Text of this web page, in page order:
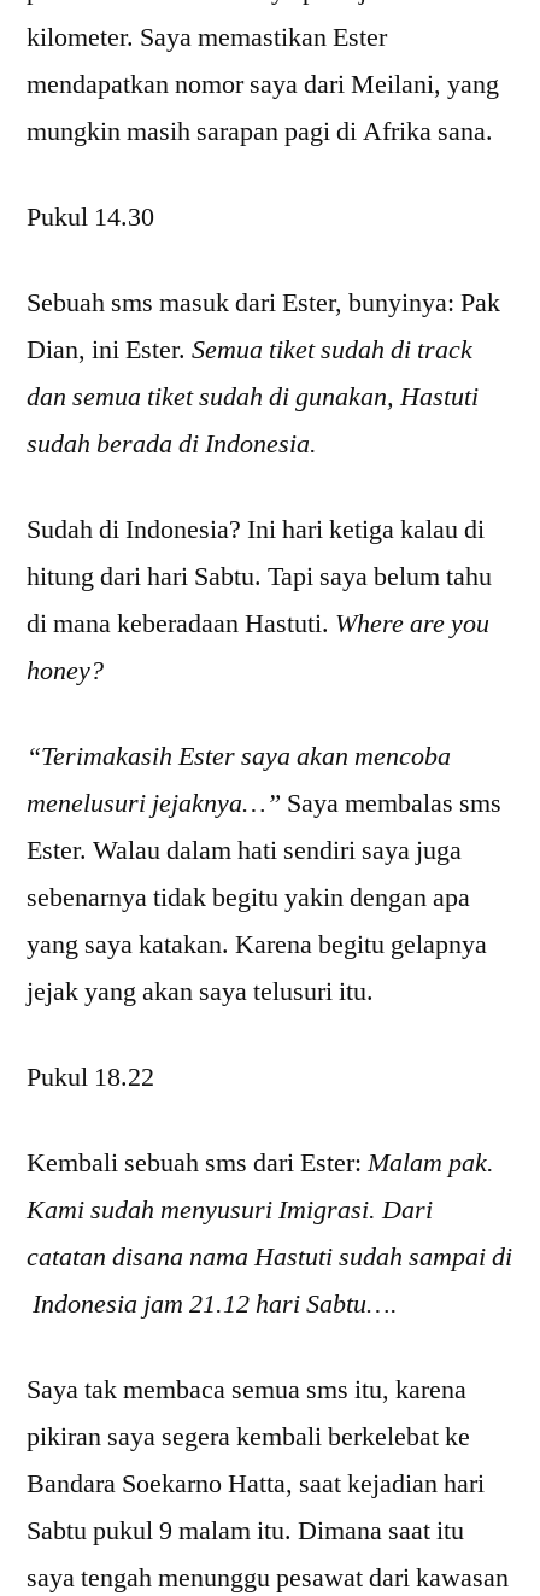
kilometer. Saya memastikan Ester
mendapatkan nomor saya dari Meilani, yang
mungkin masih sarapan pagi di Afrika sana.
Pukul 14.30
Sebuah sms masuk dari Ester, bunyinya: Pak
Dian, ini Ester. Semua tiket sudah di track
dan semua tiket sudah di gunakan, Hastuti
sudah berada di Indonesia.
Sudah di Indonesia? Ini hari ketiga kalau di
hitung dari hari Sabtu. Tapi saya belum tahu
di mana keberadaan Hastuti. Where are you
honey?
“Terimakasih Ester saya akan mencoba
menelusuri jejaknya…” Saya membalas sms
Ester. Walau dalam hati sendiri saya juga
sebenarnya tidak begitu yakin dengan apa
yang saya katakan. Karena begitu gelapnya
jejak yang akan saya telusuri itu.
Pukul 18.22
Kembali sebuah sms dari Ester:Malam pak.
Kami sudah menyusuri Imigrasi. Dari
catatan disana nama Hastuti sudah sampai di
Indonesia jam 21.12 hari Sabtu….
Saya tak membaca semua sms itu, karena
pikiran saya segera kembali berkelebat ke
Bandara Soekarno Hatta, saat kejadian hari
Sabtu pukul 9 malam itu. Dimana saat itu
saya tengah menunggu pesawat dari kawasan